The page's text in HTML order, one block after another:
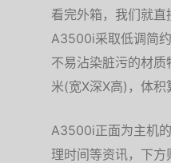
看完外箱，我们就
A3500i采取低调简
不易沾染脏污的材
米(宽X深X高)，体积
A3500i正面为主机
理时间等资讯，下